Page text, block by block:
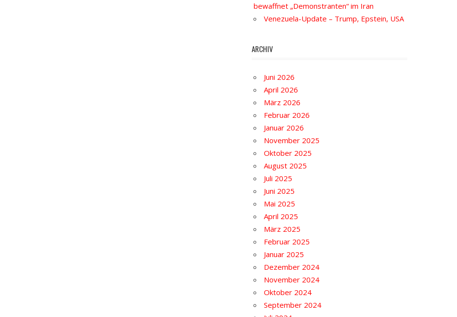
bewaffnet „Demonstranten“ im Iran
Venezuela-Update – Trump, Epstein, USA
ARCHIV
Juni 2026
April 2026
März 2026
Februar 2026
Januar 2026
November 2025
Oktober 2025
August 2025
Juli 2025
Juni 2025
Mai 2025
April 2025
März 2025
Februar 2025
Januar 2025
Dezember 2024
November 2024
Oktober 2024
September 2024